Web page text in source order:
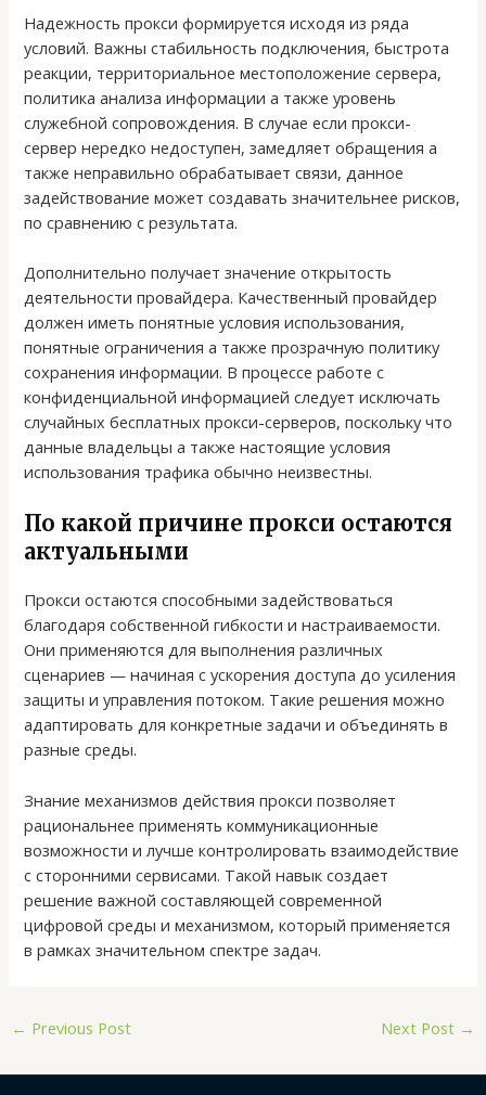
Надежность прокси формируется исходя из ряда
условий. Важны стабильность подключения, быстрота
реакции, территориальное местоположение сервера,
политика анализа информации а также уровень
служебной сопровождения. В случае если прокси-
сервер нередко недоступен, замедляет обращения а
также неправильно обрабатывает связи, данное
задействование может создавать значительнее рисков,
по сравнению с результата.
Дополнительно получает значение открытость
деятельности провайдера. Качественный провайдер
должен иметь понятные условия использования,
понятные ограничения а также прозрачную политику
сохранения информации. В процессе работе с
конфиденциальной информацией следует исключать
случайных бесплатных прокси-серверов, поскольку что
данные владельцы а также настоящие условия
использования трафика обычно неизвестны.
По какой причине прокси остаются
актуальными
Прокси остаются способными задействоваться
благодаря собственной гибкости и настраиваемости.
Они применяются для выполнения различных
сценариев — начиная с ускорения доступа до усиления
защиты и управления потоком. Такие решения можно
адаптировать для конкретные задачи и объединять в
разные среды.
Знание механизмов действия прокси позволяет
рациональнее применять коммуникационные
возможности и лучше контролировать взаимодействие
с сторонними сервисами. Такой навык создает
решение важной составляющей современной
цифровой среды и механизмом, который применяется
в рамках значительном спектре задач.
← Previous Post Next Post →